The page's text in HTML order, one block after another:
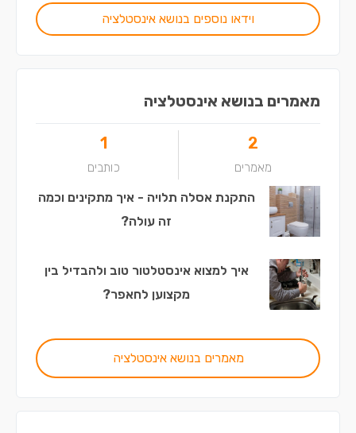
וידאו נוספים בנושא אינסטלציה
מאמרים בנושא אינסטלציה
2
מאמרים
1
כותבים
התקנת אסלה תלויה - איך מתקינים וכמה
זה עולה?
איך למצוא אינסטלטור טוב ולהבדיל בין
מקצוען לחאפר?
מאמרים בנושא אינסטלציה